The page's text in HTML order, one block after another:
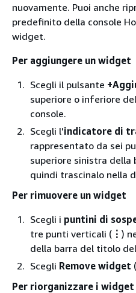
nuovamente. Puoi anche
predefinito della console
widget.
Per aggiungere un widget
Scegli il pulsante
superiore o inferiore
console.
Scegli l'indicatore di
rappresentato da sei
superiore sinistra
quindi trascinalo nella
Per rimuovere un widget
Scegli i puntini di
tre punti verticali ( ⋮ )
della barra del titolo
Scegli Remove widget
Per riorganizzare i widget